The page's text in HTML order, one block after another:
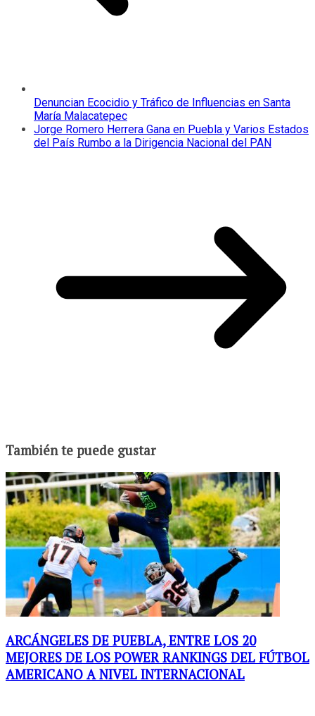
Denuncian Ecocidio y Tráfico de Influencias en Santa
María Malacatepec
Jorge Romero Herrera Gana en Puebla y Varios Estados
del País Rumbo a la Dirigencia Nacional del PAN
También te puede gustar
ARCÁNGELES DE PUEBLA, ENTRE LOS 20
MEJORES DE LOS POWER RANKINGS DEL FÚTBOL
AMERICANO A NIVEL INTERNACIONAL